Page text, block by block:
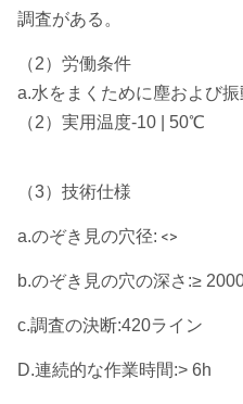
調査がある。
（2）労働条件
a.水をまくために塵および
（2）実用温度-10 | 50℃
（3）技術仕様
a.のぞき見の穴径: <>
b.のぞき見の穴の深さ:≥
c.調査の決断:420ライン
D.連続的な作業時間:> 6h